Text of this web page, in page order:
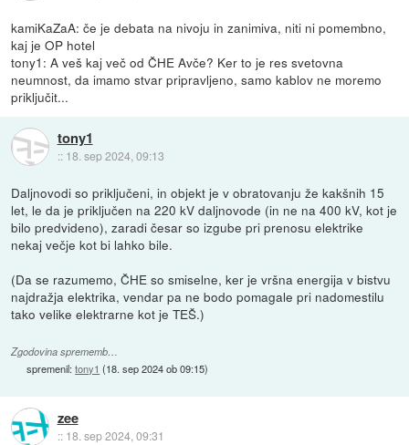
kamiKaZaA: če je debata na nivoju in zanimiva, niti ni pomembno,
kaj je OP hotel
tony1: A veš kaj več od ČHE Avče? Ker to je res svetovna
neumnost, da imamo stvar pripravljeno, samo kablov ne moremo
priključit...
tony1
:: 18. sep 2024, 09:13
Daljnovodi so priključeni, in objekt je v obratovanju že kakšnih 15
let, le da je priključen na 220 kV daljnovode (in ne na 400 kV, kot je
bilo predvideno), zaradi česar so izgube pri prenosu elektrike
nekaj večje kot bi lahko bile.
(Da se razumemo, ČHE so smiselne, ker je vršna energija v bistvu
najdražja elektrika, vendar pa ne bodo pomagale pri nadomestilu
tako velike elektrarne kot je TEŠ.)
Zgodovina sprememb…
spremenil:tony1 (18. sep 2024 ob 09:15)
zee
:: 18. sep 2024, 09:31